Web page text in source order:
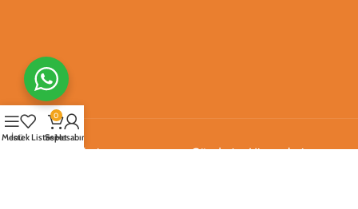
Ödeme Hizmetleri Gönderim Hizmetleri
Menüİstek Listesi
0
SepetHesabım